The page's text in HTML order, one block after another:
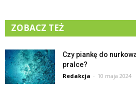
ZOBACZ TEŻ
Czy piankę do
pralce?
Redakcja - 10 maja 2024